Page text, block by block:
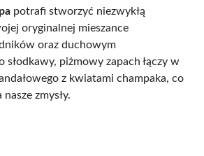
potrafi stworzyć niezwykłą
oryginalnej mieszance
oraz duchowym
słodkawy, piżmowy zapach łączy w
z kwiatami champaka, co
zmysły.